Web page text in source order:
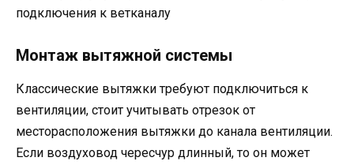
подключения к ветканалу
Монтаж вытяжной системы
Классические вытяжки требуют подключиться к
вентиляции, стоит учитывать отрезок от
месторасположения вытяжки до канала вентиляции.
Если воздуховод чересчур длинный, то он может